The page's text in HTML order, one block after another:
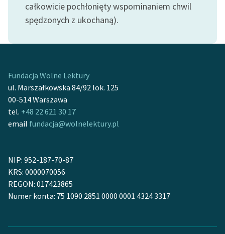
Ręce pełne poezji
twórców przechodzących
lektur szkolnych oraz
Starego Testamentu
Odkurzamy bohaterów
Szkoła Poezji Wolnych
O nas
Kontakt
O projekcie
całkowicie pochłonięty wspominaniem chwil
spędzonych z ukochaną).
Fundacja Wolne Lektury
ul. Marszałkowska 84/92 lok. 125
00-514 Warszawa
tel. +48 22 621 30 17
email fundacja@wolnelektury.pl
NIP: 952-187-70-87
KRS: 0000070056
REGON: 017423865
Numer konta: 75 1090 2851 0000 0001 4324 3317